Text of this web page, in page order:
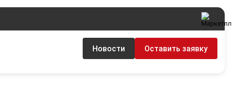
Новости Оставить заявку